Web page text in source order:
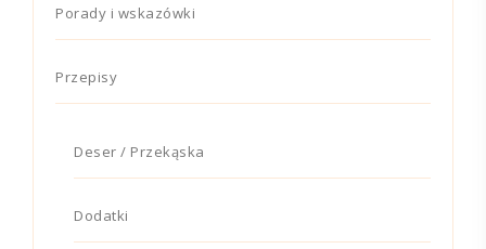
Porady i wskazówki
Przepisy
Deser / Przekąska
Dodatki